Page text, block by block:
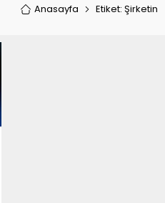
Anasayfa Etiket: Şirketin